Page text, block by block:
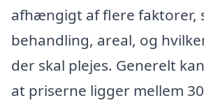
afhængigt af flere faktorer,
behandling, areal, og
der skal plejes. Generelt
at priserne ligger mellem 30